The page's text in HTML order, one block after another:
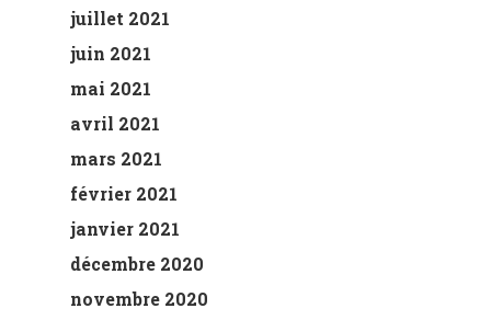
juillet 2021
juin 2021
mai 2021
avril 2021
mars 2021
février 2021
janvier 2021
décembre 2020
novembre 2020